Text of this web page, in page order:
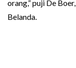
orang,” puji De
Belanda.